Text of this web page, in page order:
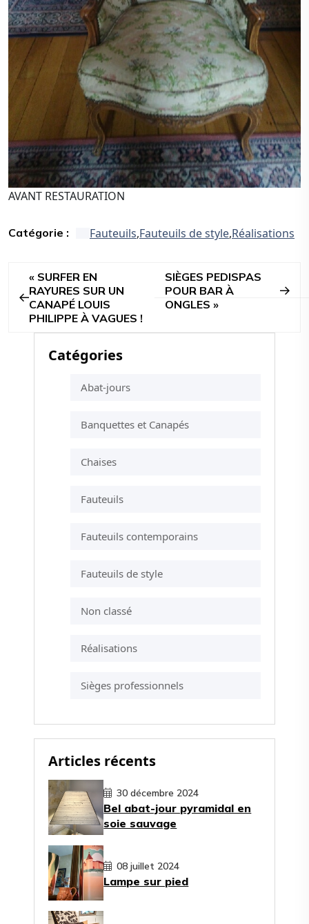
AVANT RESTAURATION
Catégorie : Fauteuils,Fauteuils de style,Réalisations
SURFER EN
RAYURES SUR UN
CANAPÉ LOUIS
PHILIPPE À VAGUES !
SIÈGES PEDISPAS
POUR BAR À
ONGLES
Catégories
Abat-jours
Banquettes et Canapés
Chaises
Fauteuils
Fauteuils contemporains
Fauteuils de style
Non classé
Réalisations
Sièges professionnels
Articles récents
30 décembre 2024
Bel abat-jour pyramidal en
soie sauvage
08 juillet 2024
Lampe sur pied